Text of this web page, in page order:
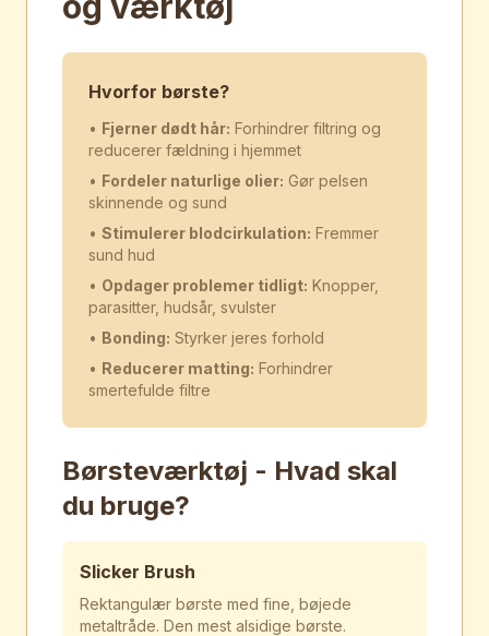
Hvorfor børste?
• Fjerner dødt hår: Forhindrer filtring og
reducerer fældning i hjemmet
• Fordeler naturlige olier: Gør pelsen
skinnende og sund
• Stimulerer blodcirkulation: Fremmer
sund hud
• Opdager problemer tidligt: Knopper,
parasitter, hudsår, svulster
• Bonding: Styrker jeres forhold
• Reducerer matting: Forhindrer
smertefulde filtre
Børsteværktøj - Hvad skal
du bruge?
Slicker Brush
Rektangulær børste med fine, bøjede
metaltråde. Den mest alsidige børste.